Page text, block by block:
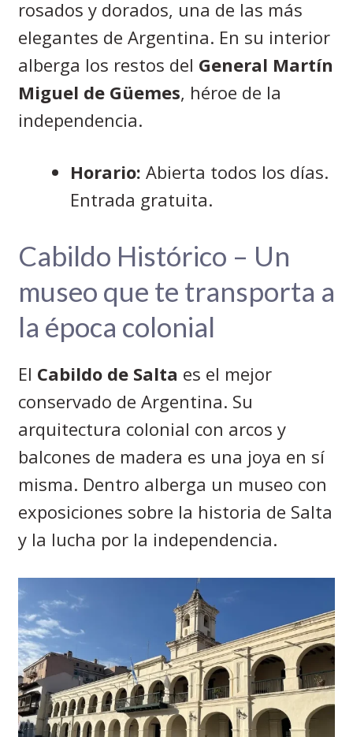
rosados y dorados, una de las más
elegantes de Argentina. En su interior
alberga los restos del General Martín
Miguel de Güemes, héroe de la
independencia.
Horario: Abierta todos los días.
Entrada gratuita.
Cabildo Histórico – Un
museo que te transporta a
la época colonial
El Cabildo de Salta es el mejor
conservado de Argentina. Su
arquitectura colonial con arcos y
balcones de madera es una joya en sí
misma. Dentro alberga un museo con
exposiciones sobre la historia de Salta
y la lucha por la independencia.